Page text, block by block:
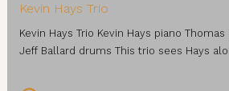
Kevin Hays Trio
Kevin Hays Trio Kevin Hays piano
Jeff Ballard drums This trio sees Hays